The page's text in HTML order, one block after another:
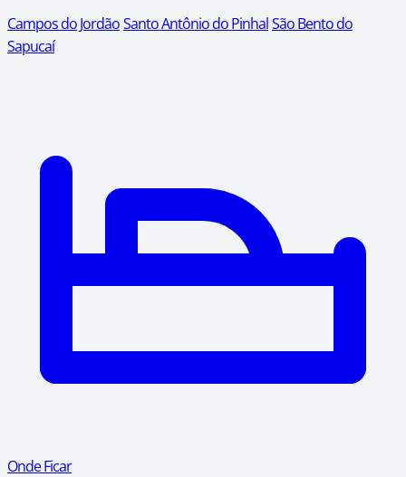
Campos do JordãoSanto Antônio do PinhalSão Bento do
Sapucaí
Onde Ficar